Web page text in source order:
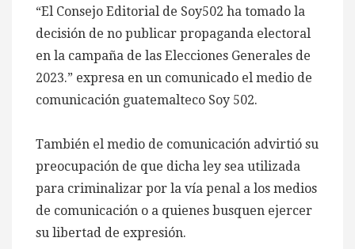
“El Consejo Editorial de Soy502 ha tomado la
decisión de no publicar propaganda electoral
en la campaña de las Elecciones Generales de
2023.” expresa en un comunicado el medio de
comunicación guatemalteco Soy 502.
También el medio de comunicación advirtió su
preocupación de que dicha ley sea utilizada
para criminalizar por la vía penal a los medios
de comunicación o a quienes busquen ejercer
su libertad de expresión.